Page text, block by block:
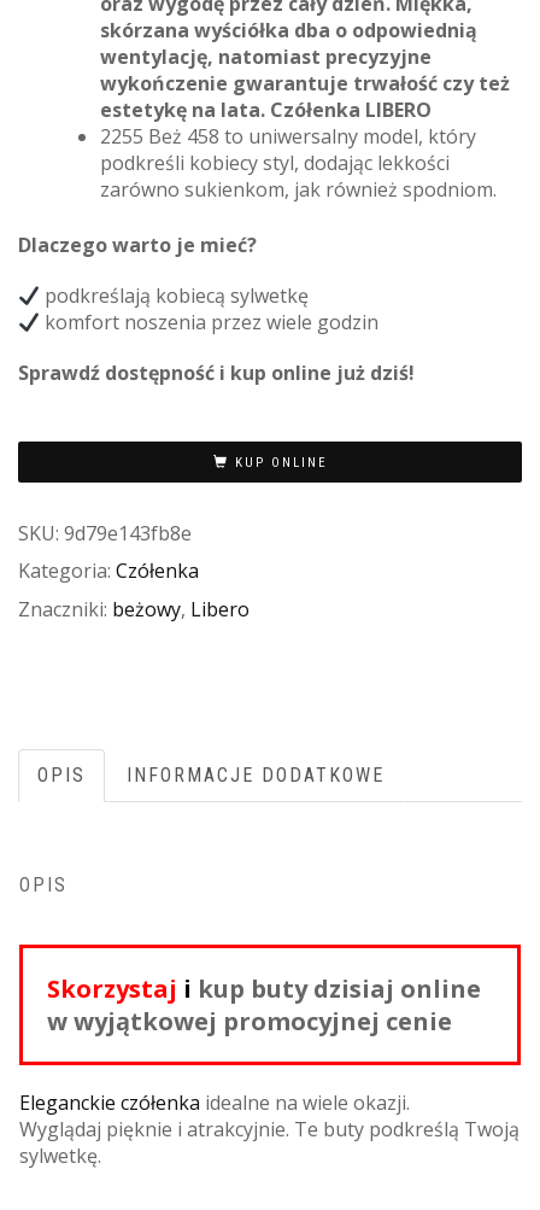
skórzana wyściółka dba o odpowiednią
wentylację, natomiast precyzyjne
wykończenie gwarantuje trwałość czy też
estetykę na lata. Czółenka LIBERO
2255 Beż 458 to uniwersalny model, który
podkreśli kobiecy styl, dodając lekkości
zarówno sukienkom, jak również spodniom.
Dlaczego warto je mieć?
podkreślają kobiecą sylwetkę
komfort noszenia przez wiele godzin
Sprawdź dostępność i kup online już dziś!
KUP ONLINE
SKU: 9d79e143fb8e
Kategoria: Czółenka
Znaczniki: beżowy, Libero
OPIS INFORMACJE DODATKOWE
OPIS
Skorzystaj i kup buty dzisiaj online
w wyjątkowej promocyjnej cenie
Eleganckie czółenka idealne na wiele okazji.
Wyglądaj pięknie i atrakcyjnie. Te buty podkreślą Twoją
sylwetkę.